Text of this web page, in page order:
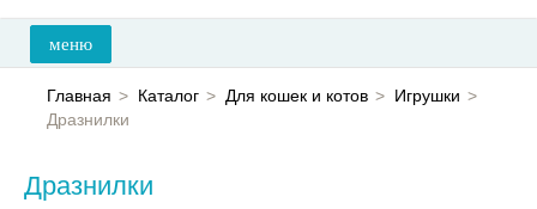
меню
Главная
Контакты
Главная Каталог Для кошек и котов
Игрушки
Дразнилки
Дразнилки